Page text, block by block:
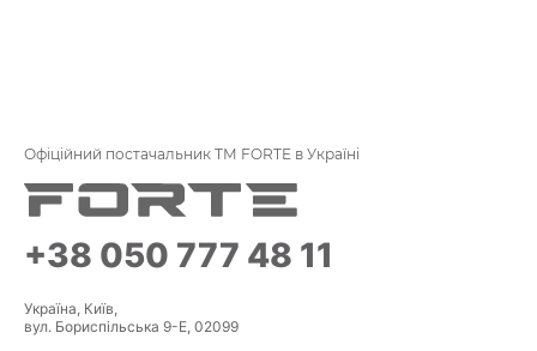
Офіційний постачальник ТМ FORTE в Україні
+38 050 777 48 11
Україна, Київ,
вул. Бориспільська 9-Е, 02099